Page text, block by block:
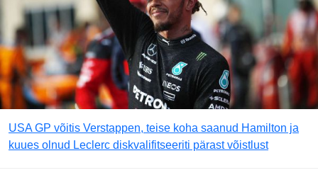
USA GP võitis Verstappen, teise koha saanud Hamilton ja
kuues olnud Leclerc diskvalifitseeriti pärast võistlust